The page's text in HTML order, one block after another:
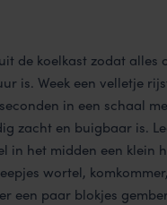
de koelkast zodat alles
is. Week een velletje
in een schaal
zacht en buigbaar is.
in het midden een klein
wortel,
een paar blokjes